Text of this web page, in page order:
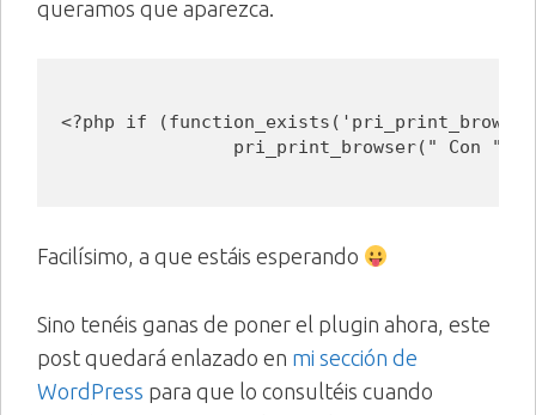
queramos que aparezca.
<?php if
pri_print_browser(" Con ",
Facilísimo, a que estáis esperando
Sino tenéis ganas de poner el plugin ahora, este
post quedará enlazado en mi sección de
WordPress para que lo consultéis cuando